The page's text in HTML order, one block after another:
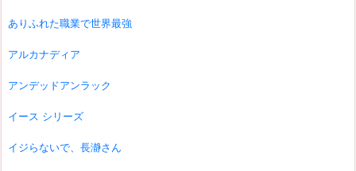
ありふれた職業で世界最強
アルカナディア
アンデッドアンラック
イース シリーズ
イジらないで、長瀞さん